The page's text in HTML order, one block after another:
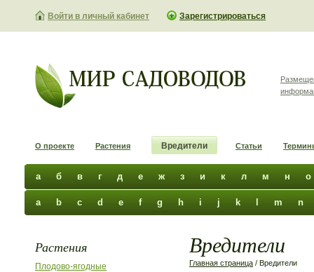
Войти в личный кабинет Зарегистрироваться
О проекте Растения Вредители Статьи
а б в г д е ж з и к л м н о
a b c d e f g h i j k m n
Растения
Плодово-ягодные
Вредители
Главная страница / Вредители